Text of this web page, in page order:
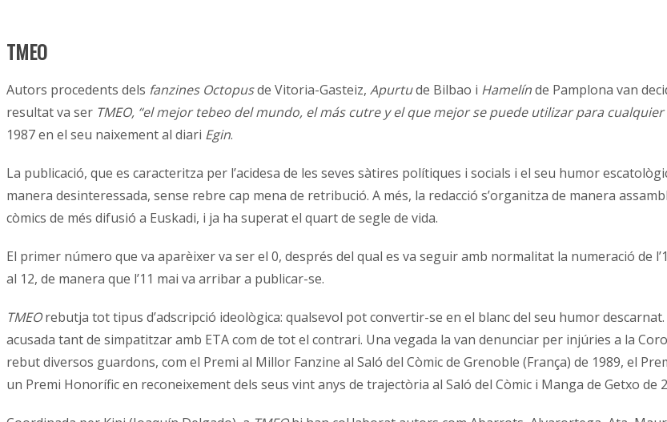
TMEO
Autors procedents dels fanzines Octopusde Vitoria-Gasteiz, Apurtude Bilbao i Hamelínde Pamplona van
resultat va ser TMEO, “el mejor tebeo del mundo, el más cutre y el que mejor se puede utilizar para
1987 en el seu naixement al diari Egin.
La publicació, que es caracteritza per l’acidesa de les seves sàtires polítiques i socials i el seu humor
manera desinteressada, sense rebre cap mena de retribució. A més, la redacció s’organitza de manera
còmics de més difusió a Euskadi, i ja ha superat el quart de segle de vida.
El primer número que va aparèixer va ser el 0, després del qual es va seguir amb normalitat la numeració de
al 12, de manera que l’11 mai va arribar a publicar-se.
TMEOrebutja tot tipus d’adscripció ideològica: qualsevol pot convertir-se en el blanc del seu humor
acusada tant de simpatitzar amb ETA com de tot el contrari. Una vegada la van denunciar per injúries a la
rebut diversos guardons, com el Premi al Millor Fanzine al Saló del Còmic de Grenoble (França) de 1989, el
un Premi Honorífic en reconeixement dels seus vint anys de trajectòria al Saló del Còmic i Manga de Getxo de